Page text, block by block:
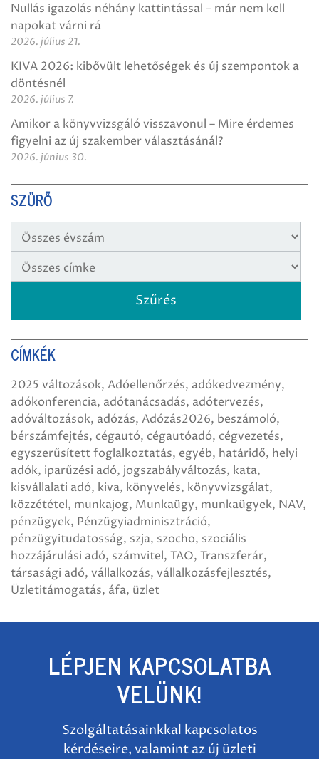
Nullás igazolás néhány kattintással – már nem kell
napokat várni rá
2026. július 21.
KIVA 2026: kibővült lehetőségek és új szempontok a
döntésnél
2026. július 7.
Amikor a könyvvizsgáló visszavonul – Mire érdemes
figyelni az új szakember választásánál?
2026. június 30.
SZŰRŐ
CÍMKÉK
2025 változások Adóellenőrzés adókedvezmény
adókonferencia adótanácsadás adótervezés
adóváltozások adózás Adózás2026 beszámoló
bérszámfejtés cégautó cégautóadó cégvezetés
egyszerűsített foglalkoztatás egyéb határidő helyi
adók iparűzési adó jogszabályváltozás kata
kisvállalati adó kiva könyvelés könyvvizsgálat
közzététel munkajog Munkaügy munkaügyek NAV
pénzügyek Pénzügyiadminisztráció
pénzügyitudatosság szja szocho szociális
hozzájárulási adó számvitel TAO Transzferár
társasági adó vállalkozás vállalkozásfejlesztés
Üzletitámogatás áfa üzlet
LÉPJEN KAPCSOLATBA
VELÜNK!
Szolgáltatásainkkal kapcsolatos
kérdéseire, valamint az új üzleti